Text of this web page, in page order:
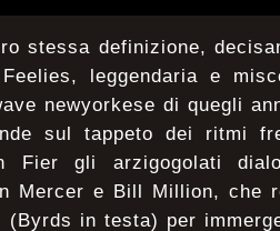
stessa definizione,
leggendaria e
newyorkese di quegli
sul tappeto dei ritmi
Fier gli arzigogolati
Mercer e Bill Million, che
in testa) per